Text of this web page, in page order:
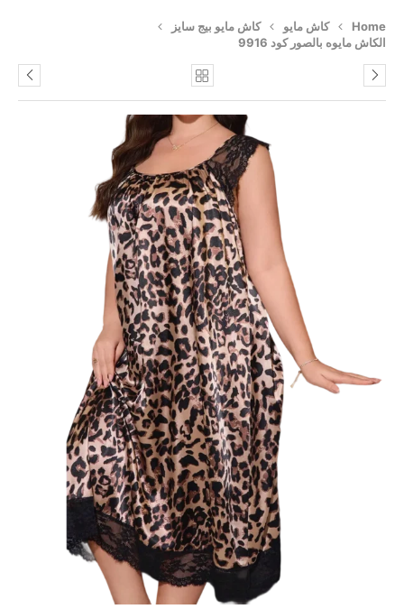
Home كاش مايو
كاش مايو بيج سايز
الكاش مايوه بالصور كود 9916